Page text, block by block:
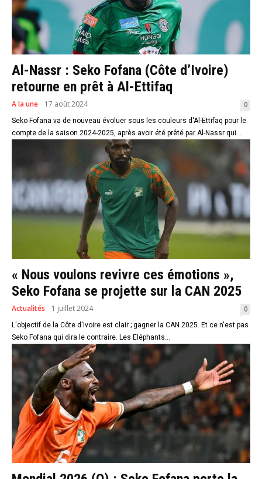
Al-Nassr : Seko Fofana (Côte d’Ivoire)
retourne en prêt à Al-Ettifaq
A la une 17 août 2024 0
Seko Fofana va de nouveau évoluer sous les couleurs d'Al-Ettifaq pour le
compte de la saison 2024-2025, après avoir été prêté par Al-Nassr qui...
« Nous voulons revivre ces émotions »,
Seko Fofana se projette sur la CAN 2025
Actualités 1 juillet 2024 0
L'objectif de la Côte d'Ivoire est clair ; gagner la CAN 2025. Et ce n'est pas
Seko Fofana qui dira le contraire. Les Eléphants...